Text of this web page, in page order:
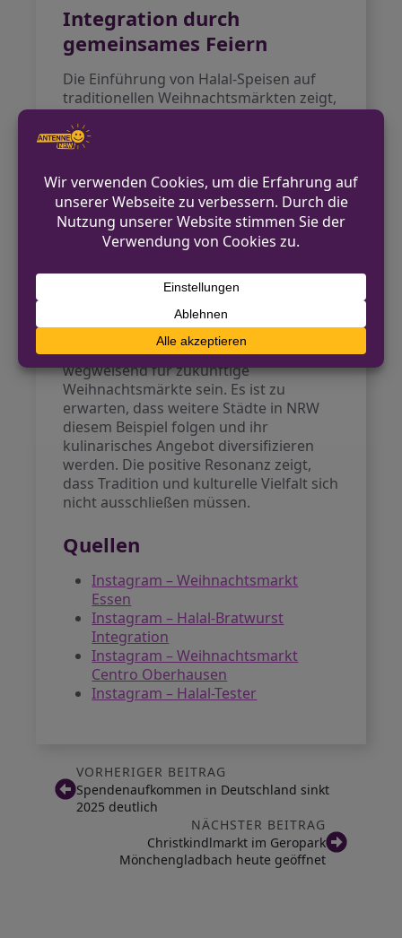
Integration durch
gemeinsames Feiern
Die Einführung von Halal-Speisen auf
traditionellen Weihnachtsmärkten zeigt,
Gesellschaft entwickelt. Menschen
unterschiedlicher Kulturen und
Religionen können gemeinsam die
Vorweihnachtszeit genießen. Dies stärkt
den gesellschaftlichen Zusammenhalt
und macht die Weihnachtsmärkte für
alle Bevölkerungsgruppen attraktiv.
Ausblick für kommende
Der Erfolg der Halal-Angebote könnte
wegweisend für zukünftige
Weihnachtsmärkte sein. Es ist zu
erwarten, dass weitere Städte in NRW
diesem Beispiel folgen und ihr
kulinarisches Angebot diversifizieren
werden. Die positive Resonanz zeigt,
dass Tradition und kulturelle Vielfalt sich
nicht ausschließen müssen.
Quellen
Instagram – Weihnachtsmarkt
Essen
Instagram – Halal-Bratwurst
Integration
Instagram – Weihnachtsmarkt
Centro Oberhausen
Instagram – Halal-Tester
VORHERIGER BEITRAG
Spendenaufkommen in Deutschland sinkt
2025 deutlich
NÄCHSTER BEITRAG
Christkindlmarkt im Geropark
Mönchengladbach heute geöffnet